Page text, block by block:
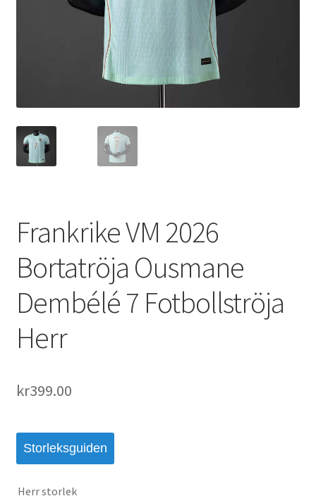
Frankrike VM 2026
Bortatröja Ousmane
Dembélé 7 Fotbollströja
Herr
kr399.00
Storleksguiden
Herr storlek